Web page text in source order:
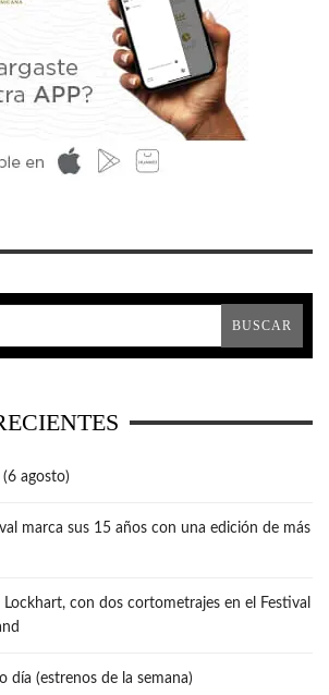
agosto)
marca sus 15 años con una edición de más
con dos cortometrajes en el Festival
día (estrenos de la semana)